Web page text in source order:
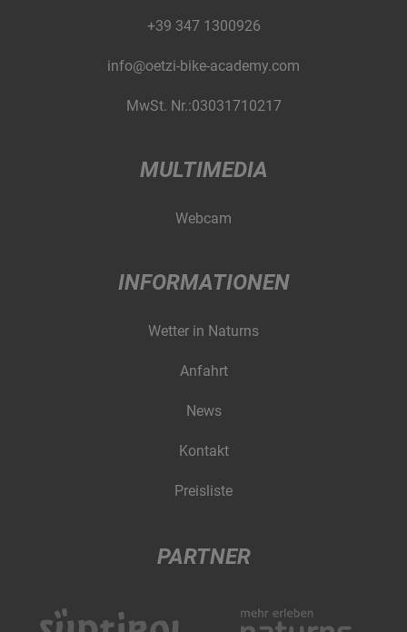
+39 347 1300926
info@oetzi-bike-academy.com
MwSt. Nr.:03031710217
MULTIMEDIA
Webcam
INFORMATIONEN
Wetter in Naturns
Anfahrt
News
Kontakt
Preisliste
PARTNER